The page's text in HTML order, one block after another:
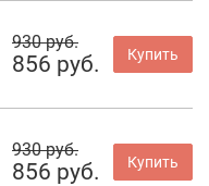
930 руб.
856 руб. Купить
930 руб.
856 руб. Купить